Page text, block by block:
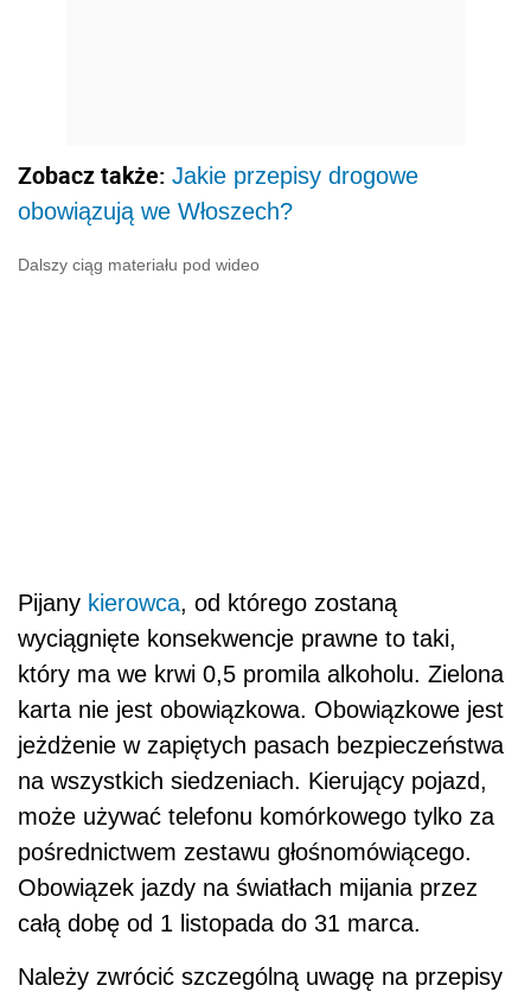
Zobacz także: Jakie przepisy drogowe
obowiązują we Włoszech?
Dalszy ciąg materiału pod wideo
Pijany kierowca, od którego zostaną
wyciągnięte konsekwencje prawne to taki,
który ma we krwi 0,5 promila alkoholu. Zielona
karta nie jest obowiązkowa. Obowiązkowe jest
jeżdżenie w zapiętych pasach bezpieczeństwa
na wszystkich siedzeniach. Kierujący pojazd,
może używać telefonu komórkowego tylko za
pośrednictwem zestawu głośnomówiącego.
Obowiązek jazdy na światłach mijania przez
całą dobę od 1 listopada do 31 marca.
Należy zwrócić szczególną uwagę na przepisy